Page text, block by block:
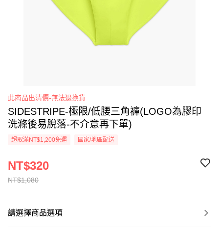
此商品出清價-無法退換貨
SIDESTRIPE-極限/低腰三角褲(LOGO為膠印
洗滌後易脫落-不介意再下單)
超取滿NT$1,200免運 國家/地區配送
NT$1,080
NT$320
請選擇商品選項